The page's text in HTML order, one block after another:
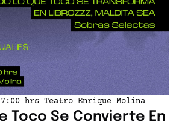
hrs Teatro Enrique Molina
Toco Se Convierte En